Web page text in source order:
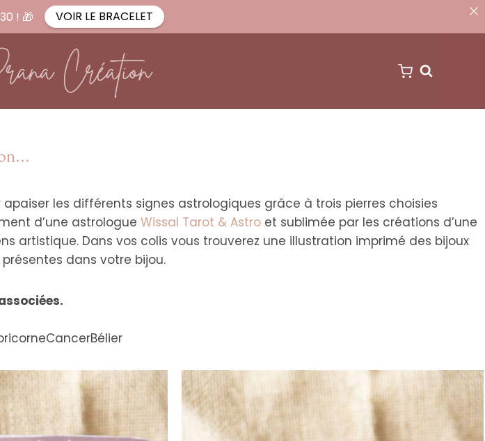
les différents signes astrologiques grâce à trois pierres choisies
d’une astrologue Wissal Tarot & Astro et sublimée par les créations d’une
artistique. Dans vos colis vous trouverez une illustration imprimé des bijoux
dans votre bijou.
CancerBélier
! 🎁 VOIR LE BRACELET